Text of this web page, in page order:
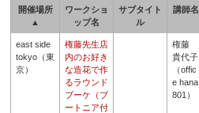
開催場所
▲
ワークショ
ップ名
サブタイト
ル
講師名
east side
tokyo（東
京）
権藤先生店
内のお好き
な造花で作
るラウンド
ブーケ（ブ
ートニア付
権藤
貴代子
（offic
e hana
801）